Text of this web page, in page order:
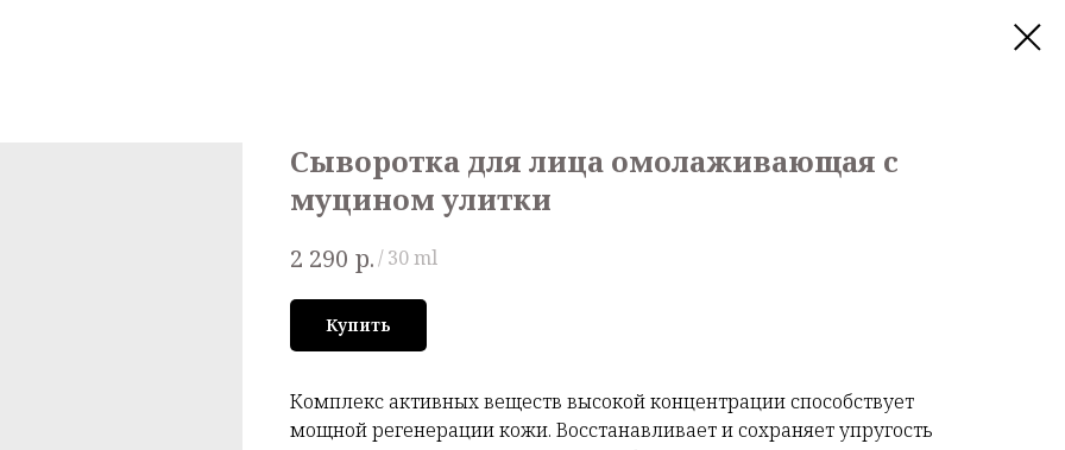
Сыворотка для лица омолаживающая с
муцином улитки
2 290 р./30 ml
Купить
Комплекс активных веществ высокой концентрации способствует
мощной регенерации кожи. Восстанавливает и сохраняет упругость